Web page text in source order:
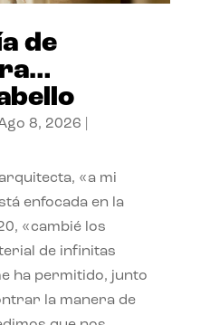
de
8, 2026
«a mi
enfocada en la
«cambié los
de infinitas
ha permitido, junto
la manera de